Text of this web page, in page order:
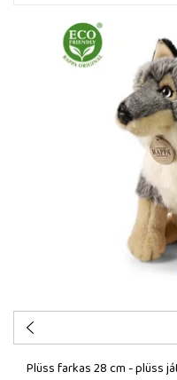
Plüss farkas 28 cm - plüss